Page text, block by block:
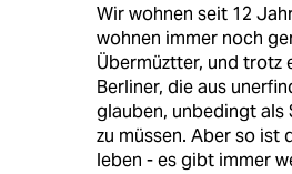
Wir wohnen seit 12
wohnen immer noch
Übermüztter, und trotz
Berliner, die aus
glauben, unbedingt als
zu müssen. Aber so ist
leben - es gibt immer